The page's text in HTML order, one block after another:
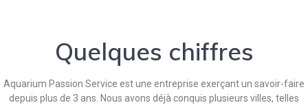
Quelques chiffres
Aquarium Passion Service est une entreprise exerçant un savoir-faire
depuis plus de 3 ans. Nous avons déjà conquis plusieurs villes, telles